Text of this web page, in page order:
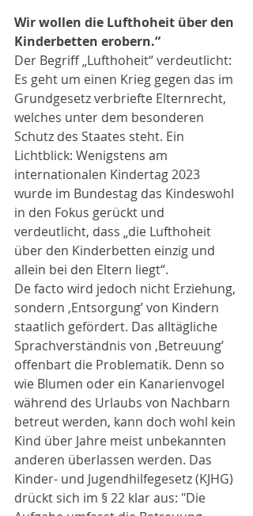
Wir wollen die Lufthoheit über den
Kinderbetten erobern.“
Der Begriff „Lufthoheit“ verdeutlicht:
Es geht um einen Krieg gegen das im
Grundgesetz verbriefte Elternrecht,
welches unter dem besonderen
Schutz des Staates steht. Ein
Lichtblick: Wenigstens am
internationalen Kindertag 2023
wurde im Bundestag das Kindeswohl
in den Fokus gerückt und
verdeutlicht, dass „die Lufthoheit
über den Kinderbetten einzig und
allein bei den Eltern liegt“.
De facto wird jedoch nicht Erziehung,
sondern ‚Entsorgung’ von Kindern
staatlich gefördert. Das alltägliche
Sprachverständnis von ‚Betreuung’
offenbart die Problematik. Denn so
wie Blumen oder ein Kanarienvogel
während des Urlaubs von Nachbarn
betreut werden, kann doch wohl kein
Kind über Jahre meist unbekannten
anderen überlassen werden. Das
Kinder- und Jugendhilfegesetz (KJHG)
drückt sich im § 22 klar aus: "Die